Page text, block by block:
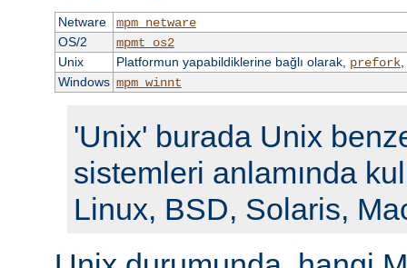
Netware
mpm_netware
OS/2
mpmt_os2
Unix
Platformun yapabildiklerine bağlı olarak, prefork,
Windows mpm_winnt
'Unix' burada Unix
sistemleri anlamında
Linux, BSD, Solaris,